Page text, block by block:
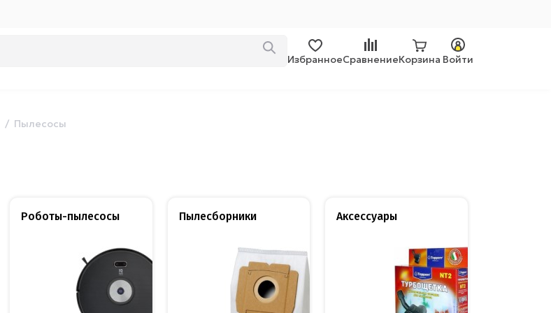
ИзбранноеСравнениеКорзина Войти
Пылесосы
Роботы-пылесосы Пылесборники Аксессуары